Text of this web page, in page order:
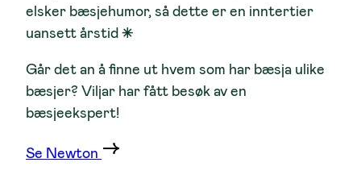
elsker bæsjehumor, så dette er en inntertier
uansett årstid ⁕
Går det an å finne ut hvem som har bæsja ulike
bæsjer? Viljar har fått besøk av en
bæsjeekspert!
Se Newton